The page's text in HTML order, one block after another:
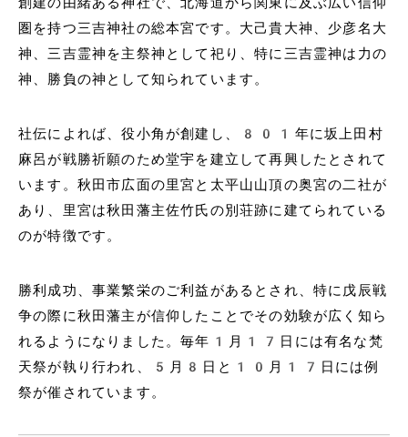
圏を持つ三吉神社の総本宮です。大己貴大神、少彦名大
神、三吉霊神を主祭神として祀り、特に三吉霊神は力の
神、勝負の神として知られています。
社伝によれば、役小角が創建し、801年に坂上田村
麻呂が戦勝祈願のため堂宇を建立して再興したとされて
います。秋田市広面の里宮と太平山山頂の奥宮の二社が
あり、里宮は秋田藩主佐竹氏の別荘跡に建てられている
のが特徴です。
勝利成功、事業繁栄のご利益があるとされ、特に戊辰戦
争の際に秋田藩主が信仰したことでその効験が広く知ら
れるようになりました。毎年1月17日には有名な梵
天祭が執り行われ、5月8日と10月17日には例
祭が催されています。